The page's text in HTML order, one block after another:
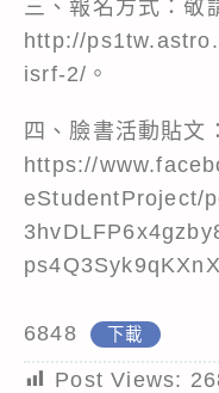
三、報名方式：敬
http://
isrf-2/。
四、臉書活動貼文：
https://
eStudentProject/
6848 下載
Post Views: